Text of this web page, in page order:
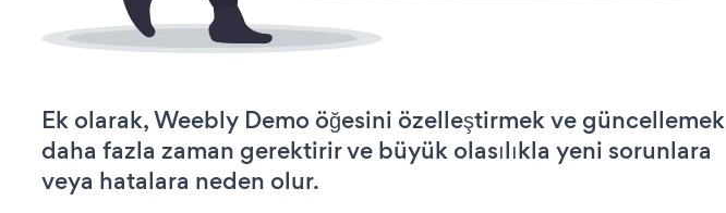
Ek olarak, Weebly Demo öğesini özelleştirmek ve güncellemek
daha fazla zaman gerektirir ve büyük olasılıkla yeni sorunlara
veya hatalara neden olur.